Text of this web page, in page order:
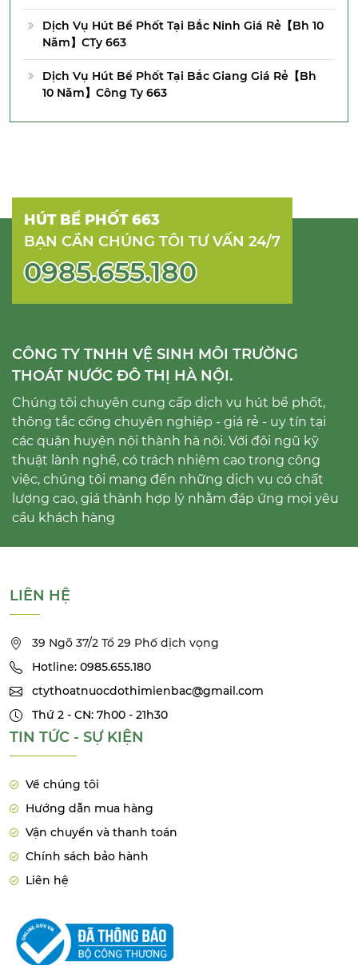
Dịch Vụ Hút Bể Phốt Tại Bắc Ninh Giá Rẻ【Bh 10
Năm】CTy 663
Dịch Vụ Hút Bể Phốt Tại Bắc Giang Giá Rẻ【Bh
10 Năm】Công Ty 663
HÚT BỂ PHỐT 663
BẠN CẦN CHÚNG TÔI TƯ VẤN 24/7
0985.655.180
CÔNG TY TNHH VỆ SINH MÔI TRƯỜNG
THOÁT NƯỚC ĐÔ THỊ HÀ NỘI.
Chúng tôi chuyên cung cấp dịch vụ hút bể phốt,
thông tắc cống chuyên nghiệp - giá rẻ - uy tín tại
các quận huyện nội thành hà nội. Với đội ngũ kỹ
thuật lành nghề, có trách nhiệm cao trong công
việc, chúng tôi mang đến những dịch vụ có chất
lượng cao, giá thành hợp lý nhằm đáp ứng mọi yêu
cầu khách hàng
LIÊN HỆ
39 Ngõ 37/2 Tổ 29 Phố dịch vọng
Hotline: 0985.655.180
ctythoatnuocdothimienbac@gmail.com
Thứ 2 - CN: 7h00 - 21h30
TIN TỨC - SỰ KIỆN
Về chúng tôi
Hướng dẫn mua hàng
Vận chuyển và thanh toán
Chính sách bảo hành
Liên hệ